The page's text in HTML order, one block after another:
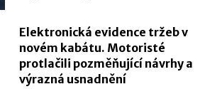
Elektronická evidence tržeb v
novém kabátu. Motoristé
protlačili pozměňující návrhy a
výrazná usnadnění